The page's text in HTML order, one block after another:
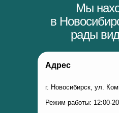
Мы
в
рады
Адрес
г. Новосибирск, ул.
Режим работы: 12:00-